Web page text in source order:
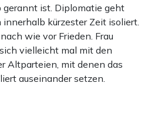
gerannt ist. Diplomatie geht
kürzester Zeit isoliert.
wie vor Frieden. Frau
vielleicht mal mit den
Altparteien, mit denen das
auseinander setzen.